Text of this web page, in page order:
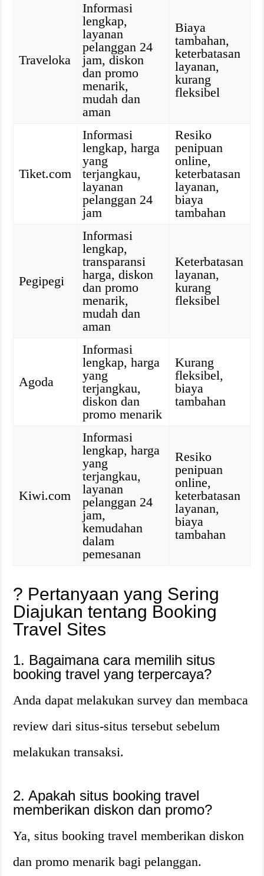
Traveloka
Informasi
lengkap,
layanan
pelanggan 24
jam, diskon
dan promo
menarik,
mudah dan
aman
Biaya
tambahan,
keterbatasan
layanan,
kurang
fleksibel
Tiket.com
Informasi
lengkap, harga
yang
terjangkau,
layanan
pelanggan 24
jam
Resiko
penipuan
online,
keterbatasan
layanan,
biaya
tambahan
Pegipegi
Informasi
lengkap,
transparansi
harga, diskon
dan promo
menarik,
mudah dan
aman
Keterbatasan
layanan,
kurang
fleksibel
Agoda
Informasi
lengkap, harga
yang
terjangkau,
diskon dan
promo menarik
Kurang
fleksibel,
biaya
tambahan
Kiwi.com
Informasi
lengkap, harga
yang
terjangkau,
layanan
pelanggan 24
jam,
kemudahan
dalam
pemesanan
Resiko
penipuan
online,
keterbatasan
layanan,
biaya
tambahan
? Pertanyaan yang Sering
Diajukan tentang Booking
Travel Sites
1. Bagaimana cara memilih situs
booking travel yang terpercaya?
Anda dapat melakukan survey dan membaca
review dari situs-situs tersebut sebelum
melakukan transaksi.
2. Apakah situs booking travel
memberikan diskon dan promo?
Ya, situs booking travel memberikan diskon
dan promo menarik bagi pelanggan.